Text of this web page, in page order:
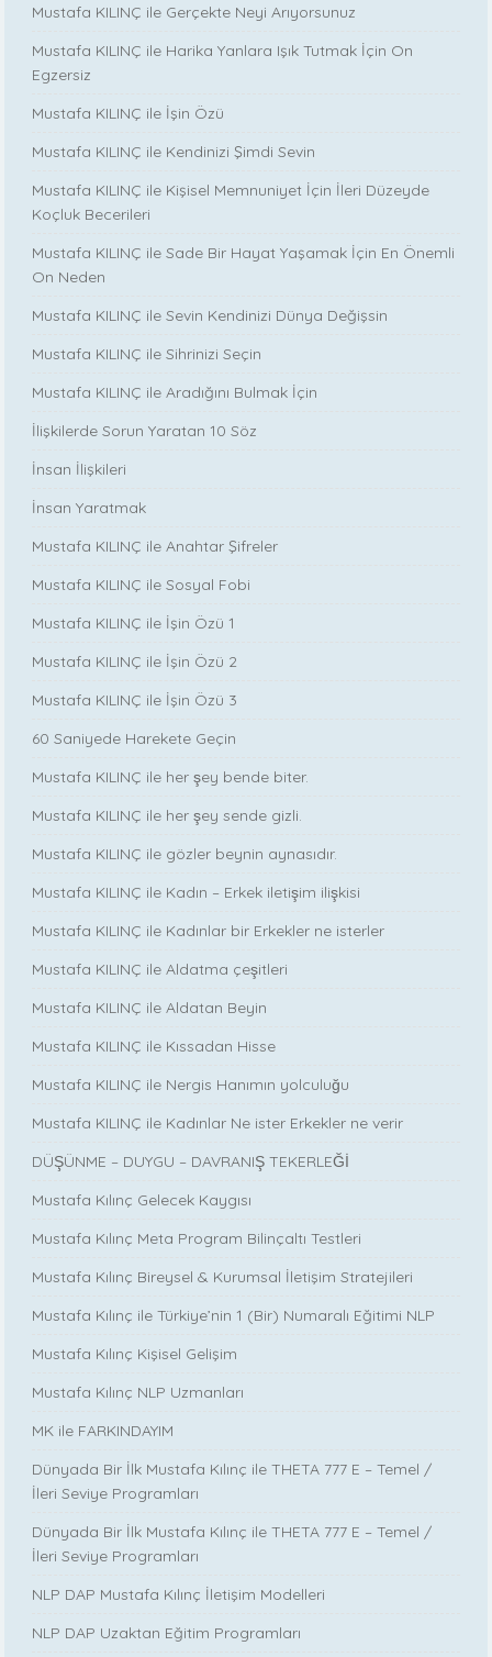
Mustafa KILINÇ ile Gerçekte Neyi Arıyorsunuz
Mustafa KILINÇ ile Harika Yanlara Işık Tutmak İçin On
Egzersiz
Mustafa KILINÇ ile İşin Özü
Mustafa KILINÇ ile Kendinizi Şimdi Sevin
Mustafa KILINÇ ile Kişisel Memnuniyet İçin İleri Düzeyde
Koçluk Becerileri
Mustafa KILINÇ ile Sade Bir Hayat Yaşamak İçin En Önemli
On Neden
Mustafa KILINÇ ile Sevin Kendinizi Dünya Değişsin
Mustafa KILINÇ ile Sihrinizi Seçin
Mustafa KILINÇ ile Aradığını Bulmak İçin
İlişkilerde Sorun Yaratan 10 Söz
İnsan İlişkileri
İnsan Yaratmak
Mustafa KILINÇ ile Anahtar Şifreler
Mustafa KILINÇ ile Sosyal Fobi
Mustafa KILINÇ ile İşin Özü 1
Mustafa KILINÇ ile İşin Özü 2
Mustafa KILINÇ ile İşin Özü 3
60 Saniyede Harekete Geçin
Mustafa KILINÇ ile her şey bende biter.
Mustafa KILINÇ ile her şey sende gizli.
Mustafa KILINÇ ile gözler beynin aynasıdır.
Mustafa KILINÇ ile Kadın – Erkek iletişim ilişkisi
Mustafa KILINÇ ile Kadınlar bir Erkekler ne isterler
Mustafa KILINÇ ile Aldatma çeşitleri
Mustafa KILINÇ ile Aldatan Beyin
Mustafa KILINÇ ile Kıssadan Hisse
Mustafa KILINÇ ile Nergis Hanımın yolculuğu
Mustafa KILINÇ ile Kadınlar Ne ister Erkekler ne verir
DÜŞÜNME – DUYGU – DAVRANIŞ TEKERLEĞİ
Mustafa Kılınç Gelecek Kaygısı
Mustafa Kılınç Meta Program Bilinçaltı Testleri
Mustafa Kılınç Bireysel & Kurumsal İletişim Stratejileri
Mustafa Kılınç ile Türkiye’nin 1 (Bir) Numaralı Eğitimi NLP
Mustafa Kılınç Kişisel Gelişim
Mustafa Kılınç NLP Uzmanları
MK ile FARKINDAYIM
Dünyada Bir İlk Mustafa Kılınç ile THETA 777 E – Temel /
İleri Seviye Programları
Dünyada Bir İlk Mustafa Kılınç ile THETA 777 E – Temel /
İleri Seviye Programları
NLP DAP Mustafa Kılınç İletişim Modelleri
NLP DAP Uzaktan Eğitim Programları